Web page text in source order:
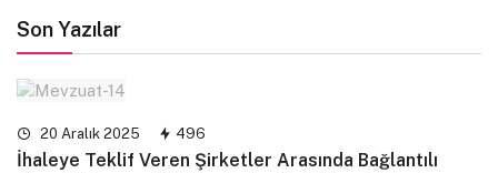
Son Yazılar
20 Aralık 2025 496
İhaleye Teklif Veren Şirketler Arasında Bağlantılı